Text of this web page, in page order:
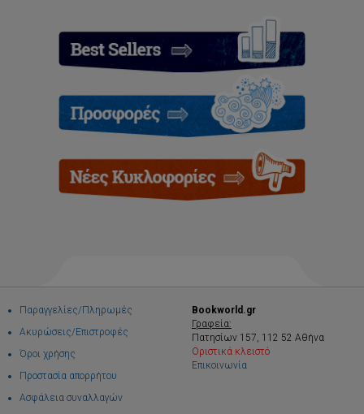
Παραγγελίες/Πληρωμές
Ακυρώσεις/Επιστροφές
Όροι χρήσης
Προστασία απορρήτου
Ασφάλεια συναλλαγών
Bookworld.gr
Γραφεία:
Πατησίων 157, 112 52 Αθήνα
Οριστικά κλειστό
Επικοινωνία